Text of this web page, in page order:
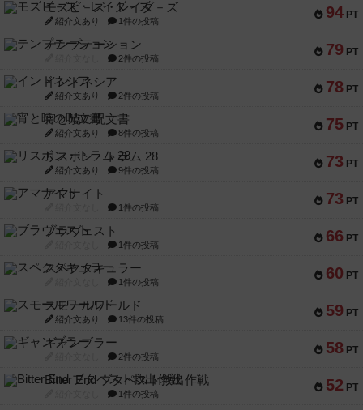
94 PT
モズビ－ズ・レイダ－ズ
紹介文あり 1件の投稿
79 PT
テンプテーション
2件の投稿
78 PT
インドネシア
紹介文あり 2件の投稿
75 PT
宵と暁の呪文書
紹介文あり 8件の投稿
73 PT
リスボン・トラム 28
紹介文あり 9件の投稿
73 PT
アマナイト
1件の投稿
66 PT
ブラヴェスト
1件の投稿
60 PT
スペクタキュラー
1件の投稿
59 PT
スモールワールド
紹介文あり 13件の投稿
58 PT
ギャンブラー
2件の投稿
52 PT
Bitter End ブタペスト救出作戦
1件の投稿